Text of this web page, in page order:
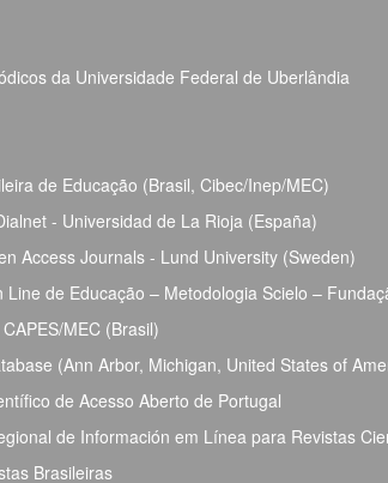
da Universidade Federal de Uberlândia
de Educação (Brasil, Cibec/Inep/MEC)
- Universidad de La Rioja (España)
Access Journals - Lund University (Sweden)
Line de Educação – Metodologia Scielo –
MEC (Brasil)
(Ann Arbor, Michigan, United States of
de Acesso Aberto de Portugal
de Información em Línea para Revistas
Brasileiras